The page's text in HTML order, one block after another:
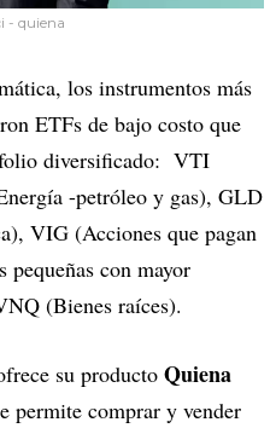
- quiena
los instrumentos más
ETFs de bajo costo que
diversificado: VTI
-petróleo y gas), GLD
VIG (Acciones que pagan
con mayor
(Bienes raíces).
su producto Quiena
permite comprar y vender